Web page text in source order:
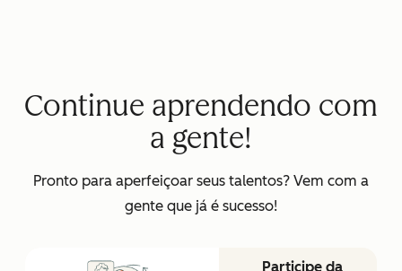
Continue aprendendo com
a gente!
Pronto para aperfeiçoar seus talentos? Vem com a
gente que já é sucesso!
Participe da